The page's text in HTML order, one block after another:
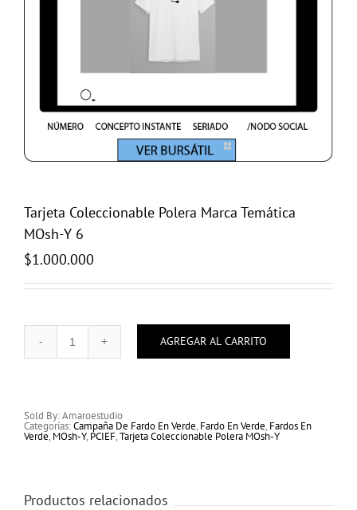
Tarjeta Coleccionable Polera Marca Temática
MOsh-Y 6
$1.000.000
Tarjeta
Coleccionable
6
cantidad
AGREGAR AL CARRITO
Sold By: Amaroestudio
Categorías:Campaña De Fardo En Verde, Fardo En Verde, Fardos En
Verde, MOsh-Y, PCIEF,Tarjeta Coleccionable Polera MOsh-Y
Productos relacionados